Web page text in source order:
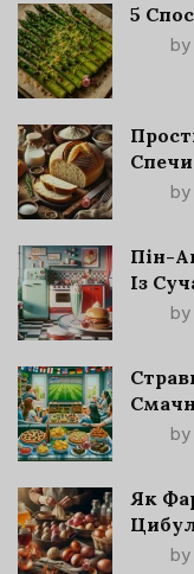
5
by
by
Пін-
Із
by
by
Як
by